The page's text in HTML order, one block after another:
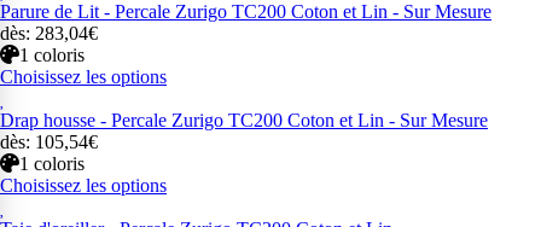
Parure de Lit - Percale Zurigo TC200 Coton et Lin - Sur Mesure
dès: 283,04€
1 coloris
Choisissez les options
Drap housse - Percale Zurigo TC200 Coton et Lin - Sur Mesure
dès: 105,54€
1 coloris
Choisissez les options